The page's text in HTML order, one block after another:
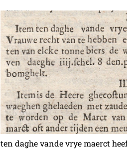
ten daghe vande vrye maerct